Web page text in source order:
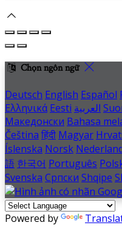
Chọn ngôn ngữ
Deutsch English Español
Ελληνικά Eesti العربية
Македонски Bahasa
Čeština हिंदी Magyar
Íslenska Norsk
語 한국어 Português
Svenska Српски Shqipe
Powered by